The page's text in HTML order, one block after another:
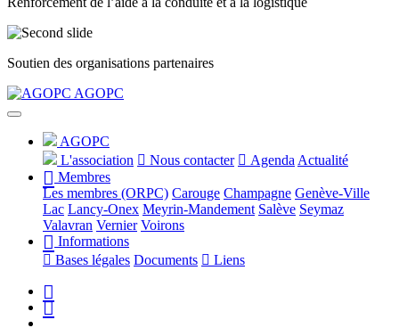
Soutien des organisations partenaires
Précédent
Suivant AGOPC
AGOPC
L'association
Nous contacter Agenda Actualité
Membres
Les membres (ORPC) Carouge Champagne Genève-Ville
Lac Lancy-Onex Meyrin-Mandement Salève Seymaz
Valavran Vernier Voirons
Informations
Bases légales Documents Liens